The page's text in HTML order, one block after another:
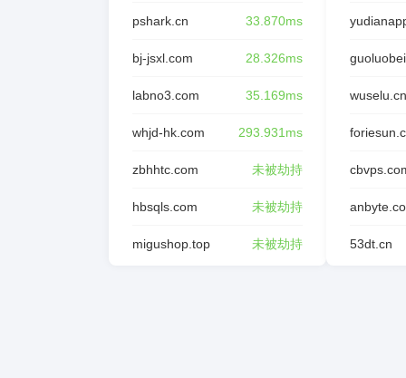
pshark.cn 33.870ms
bj-jsxl.com 28.326ms
labno3.com 35.169ms
whjd-hk.com 293.931ms
zbhhtc.com 未被劫持
hbsqls.com 未被劫持
migushop.top 未被劫持
wuselu.cn
53dt.cn